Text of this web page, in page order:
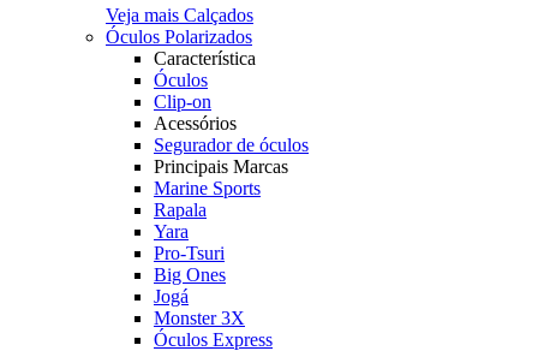
Veja mais Calçados
Óculos Polarizados
Característica
Óculos
Clip-on
Acessórios
Segurador de óculos
Principais Marcas
Marine Sports
Rapala
Yara
Pro-Tsuri
Big Ones
Jogá
Monster 3X
Óculos Express